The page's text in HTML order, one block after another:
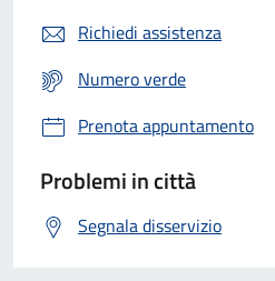
Richiedi assistenza
Numero verde
Prenota appuntamento
Problemi in città
Segnala disservizio